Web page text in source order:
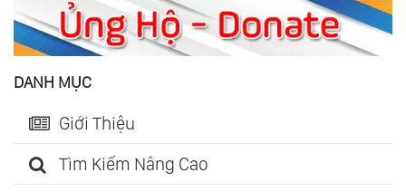
DANH MỤC
Giới Thiệu
Tìm Kiếm Nâng Cao